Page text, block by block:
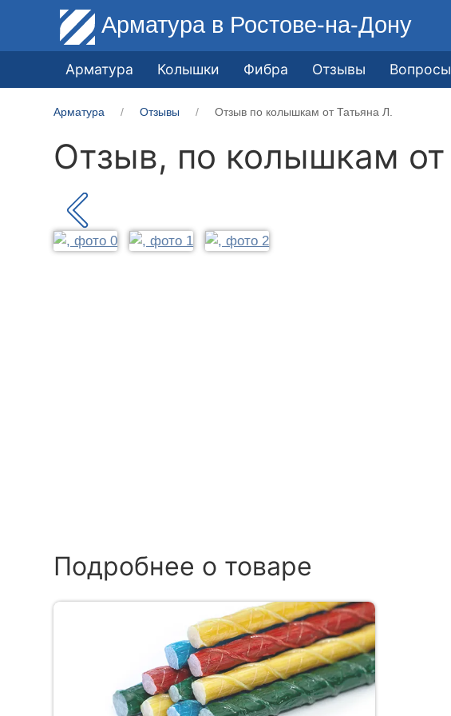
Арматура в Ростове-на-Дону
Арматура Колышки Фибра Отзывы Вопросы
Арматура Отзывы Отзыв по колышкам от Татьяна Л.
Отзыв, по колышкам от
Подробнее о товаре